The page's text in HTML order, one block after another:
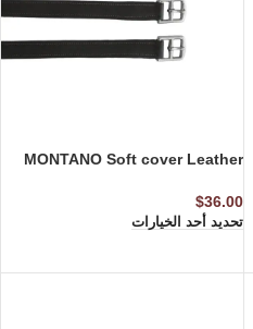
MONTANO Soft cover Leather
$36.00
تحديد أحد الخيارات